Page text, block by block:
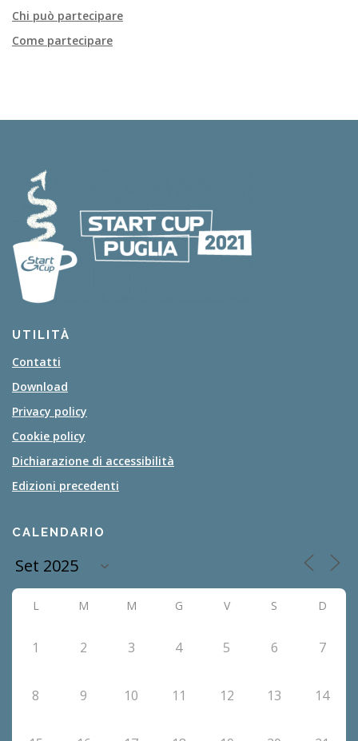
Chi può partecipare
Come partecipare
UTILITÀ
Contatti
Download
Privacy policy
Cookie policy
Dichiarazione di accessibilità
Edizioni precedenti
CALENDARIO
L M M G V S D
1 2 3 4 5 6 7
8 9 10 11 12 13 14